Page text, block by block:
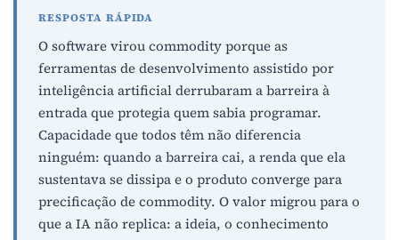
RESPOSTA RÁPIDA
O software virou commodity porque as
ferramentas de desenvolvimento assistido por
inteligência artificial derrubaram a barreira à
entrada que protegia quem sabia programar.
Capacidade que todos têm não diferencia
ninguém: quando a barreira cai, a renda que ela
sustentava se dissipa e o produto converge para
precificação de commodity. O valor migrou para o
que a IA não replica: a ideia, o conhecimento